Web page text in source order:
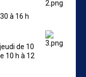
à 16 h
de 10
10 h à 12